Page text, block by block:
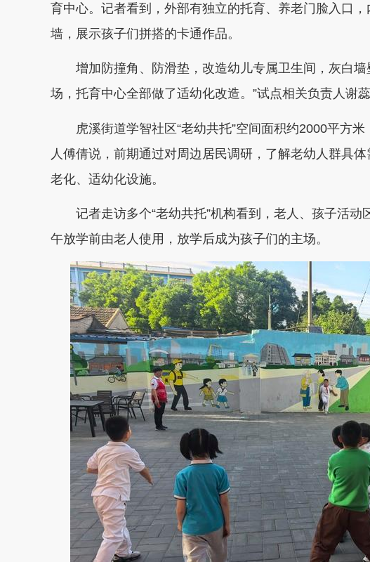
育中心。记者看到，外部有独立的托育、养老门脸入口
墙，展示孩子们拼搭的卡通作品。
增加防撞角、防滑垫，改造幼儿专属卫生间，灰白
场，托育中心全部做了适幼化改造。”试点相关负责人谢蕊
虎溪街道学智社区“老幼共托”空间面积约2000平方
人傅倩说，前期通过对周边居民调研，了解老幼人群具
老化、适幼化设施。
记者走访多个“老幼共托”机构看到，老人、孩子活
午放学前由老人使用，放学后成为孩子们的主场。